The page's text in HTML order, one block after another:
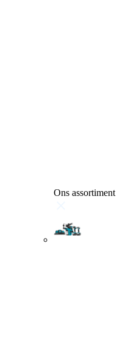
Ons assortiment